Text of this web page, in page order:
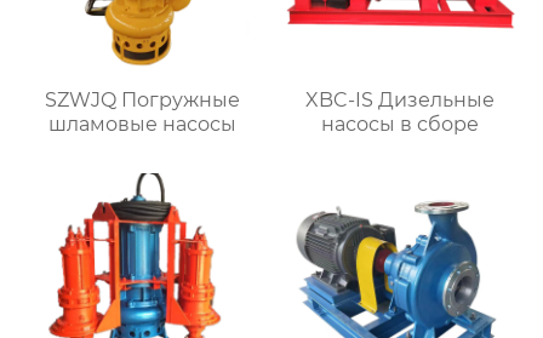
SZWJQ Погружные
шламовые насосы
XBC-IS Дизельные
насосы в сборе